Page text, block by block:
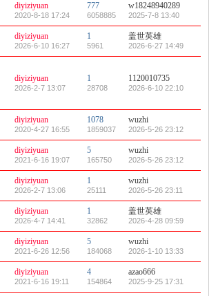
diyiziyuan
2020-8-18 17:24
777
6058885
w18248940289
2025-7-8 13:40
diyiziyuan
2026-6-10 16:27
1
5961
盖世英雄
2026-6-27 14:49
diyiziyuan
2026-2-7 13:07
1
28708
1120010735
2026-6-10 22:10
diyiziyuan
2020-4-27 16:55
1078
1859037
wuzhi
2026-5-26 23:12
diyiziyuan
2021-6-16 19:07
5
165750
wuzhi
2026-5-26 23:12
diyiziyuan
2026-2-7 13:06
1
25111
wuzhi
2026-5-26 23:11
diyiziyuan
2026-4-7 14:41
1
32862
盖世英雄
2026-4-28 09:59
diyiziyuan
2021-6-26 12:56
5
184068
wuzhi
2026-1-10 13:33
diyiziyuan
2021-6-16 19:11
4
154864
azao666
2025-9-25 17:31